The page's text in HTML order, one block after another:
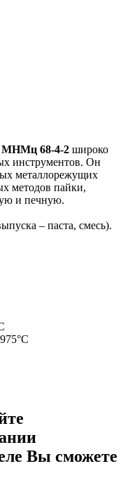
МНМц 68-4-2 широко
инструментов. Он
металлорежущих
методов пайки,
и печную.
– паста, смесь).
Вы сможете